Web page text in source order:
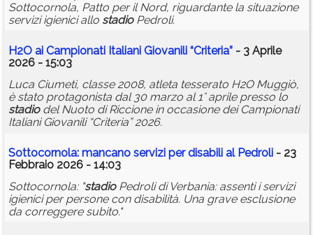
Sottocornola, Patto per il Nord, riguardante la situazione
servizi igienici allo stadioPedroli.
H2O ai Campionati Italiani Giovanili “Criteria” - 3 Aprile
2026 - 15:03
Luca Ciumeti, classe 2008, atleta tesserato H2O Muggiò,
è stato protagonista dal 30 marzo al 1° aprile presso lo
stadiodel Nuoto di Riccione in occasione dei Campionati
Italiani Giovanili “Criteria” 2026.
Sottocornola: mancano servizi per disabili al Pedroli - 23
Febbraio 2026 - 14:03
Sottocornola: "stadioPedroli di Verbania: assenti i servizi
igienici per persone con disabilità. Una grave esclusione
da correggere subito."